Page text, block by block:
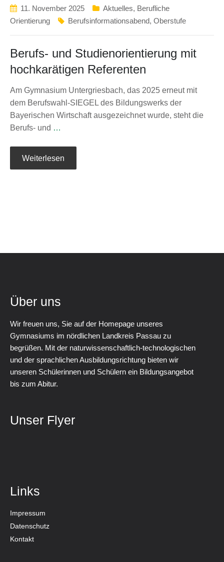
11. November 2025 Aktuelles, Berufliche
Orientierung
Berufsinformationsabend, Oberstufe
Berufs- und Studienorientierung mit
hochkarätigen Referenten
Am Gymnasium Untergriesbach, das 2025 erneut mit
dem Berufswahl-SIEGEL des Bildungswerks der
Bayerischen Wirtschaft ausgezeichnet wurde, steht die
Berufs- und …
Weiterlesen
Über uns
Wir freuen uns, Sie auf der Homepage unseres
Gymnasiums im nördlichen Landkreis Passau zu
begrüßen. Mit der naturwissenschaftlich-technologischen
und der sprachlichen Ausbildungsrichtung bieten wir
unseren Schülerinnen und Schülern ein Bildungsangebot
bis zum Abitur.
Unser Flyer
Links
Impressum
Datenschutz
Kontakt